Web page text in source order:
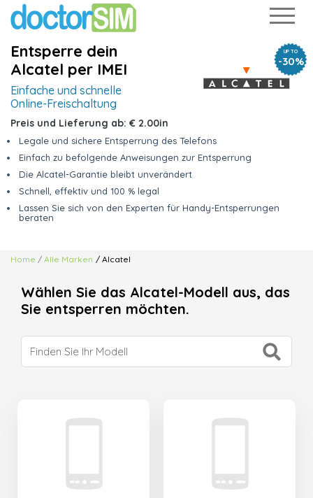
UP TO
-30%
Entsperre dein
Alcatel per IMEI
Einfache und schnelle
Online-Freischaltung
Preis und Lieferung ab: € 2.00in
Legale und sichere Entsperrung des Telefons
Einfach zu befolgende Anweisungen zur Entsperrung
Die Alcatel-Garantie bleibt unverändert
Schnell, effektiv und 100 % legal
Lassen Sie sich von den Experten für Handy-Entsperrungen
beraten
Home Alle Marken / Alcatel
Wählen Sie das Alcatel-Modell aus, das
Sie entsperren möchten.